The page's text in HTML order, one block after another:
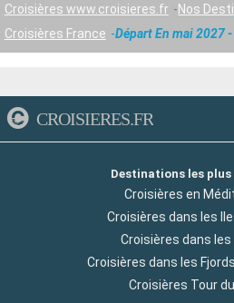
Croisières www.croisieres.fr
Nos
Croisières France
Départ En mai 2027
CROISIERES.FR
Destinations les
Croisières en
Croisières dans les
Croisières dans les
Croisières dans les
Croisières Tour